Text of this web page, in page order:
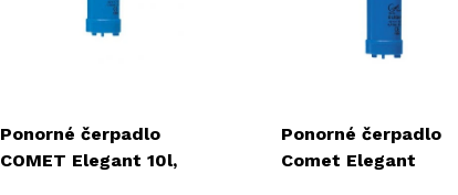
Ponorné čerpadlo
COMET Elegant 10l,
Ponorné čerpadlo
Comet Elegant